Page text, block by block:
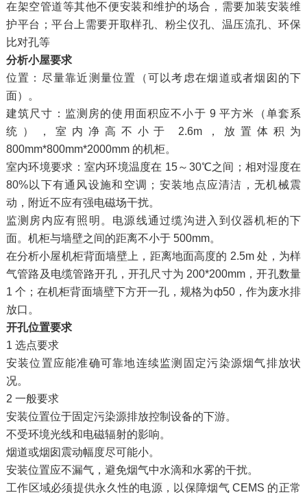
在架空管道等其他不便安装和维护的场合，需要加装安装维
护平台；平台上需要开取样孔、粉尘仪孔、温压流孔、环保
比对孔等
分析小屋要求
位置：尽量靠近测量位置（可以考虑在烟道或者烟囱的下
面）。
建筑尺寸：监测房的使用面积应不小于 9 平方米（单套系
统），室内净高不小于 2.6m，放置体积为
800mm*800mm*2000mm 的机柜。
室内环境要求：室内环境温度在 15～30℃之间；相对湿度在
80%以下有通风设施和空调；安装地点应清洁，无机械震
动，附近不应有强电磁场干扰。
监测房内应有照明。电源线通过缆沟进入到仪器机柜的下
面。机柜与墙壁之间的距离不小于 500mm。
在分析小屋机柜背面墙壁上，距离地面高度的 2.5m 处，为样
气管路及电缆管路开孔，开孔尺寸为 200*200mm，开孔数量
1 个；在机柜背面墙壁下方开一孔，规格为ф50，作为废水排
放口。
开孔位置要求
1 选点要求
安装位置应能准确可靠地连续监测固定污染源烟气排放状
况。
2 一般要求
安装位置位于固定污染源排放控制设备的下游。
不受环境光线和电磁辐射的影响。
烟道或烟囱震动幅度尽可能小。
安装位置应不漏气，避免烟气中水滴和水雾的干扰。
工作区域必须提供永久性的电源，以保障烟气 CEMS 的正常